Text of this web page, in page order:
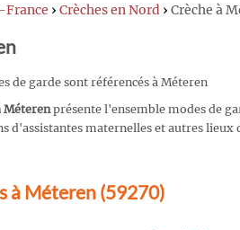
France › Crèches en Nord › Crèche à
de garde sont référencés à Méteren
Méterenprésente l'ensemble modes de
d'assistantes maternelles et autres lieux
à Méteren (59270)